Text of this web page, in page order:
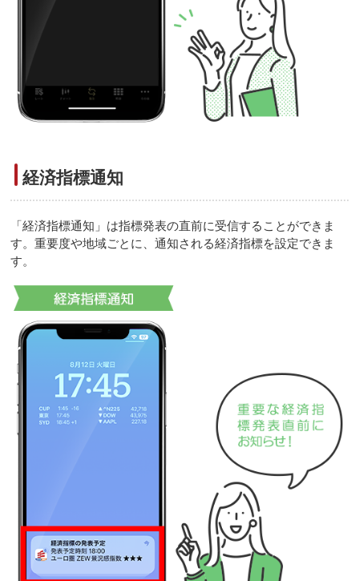
経済指標通知
「経済指標通知」は指標発表の直前に受信することができま
す。重要度や地域ごとに、通知される経済指標を設定できま
す。